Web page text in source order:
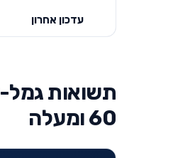
עדכון אחרון
תשואות
60 ומעלה